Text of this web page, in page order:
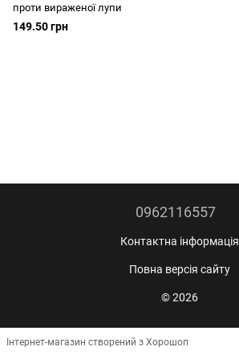
проти вираженої лупи
149.50 грн
0962116557
Контактна інформація
Повна версія сайту
© 2026
Інтернет-магазин створений з Хорошоп